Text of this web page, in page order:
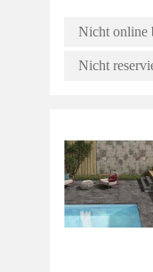
Nicht online
Nicht